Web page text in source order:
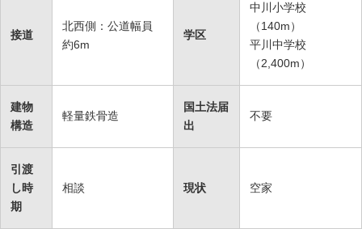
接道
北西側：公道幅員
約6m
学区
中川小学校
（140m）
平川中学校
（2,400m）
建物
構造
軽量鉄骨造
国土法届
出
不要
引渡
し時
期
相談 現状 空家